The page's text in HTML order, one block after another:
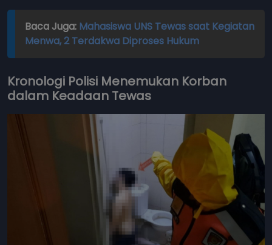
Baca Juga: Mahasiswa UNS Tewas saat Kegiatan
Menwa, 2 Terdakwa Diproses Hukum
Kronologi Polisi Menemukan Korban
dalam Keadaan Tewas